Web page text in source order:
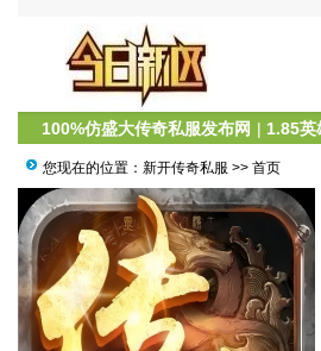
100%仿盛大传奇私服发布网 | 1.85英
您现在的位置： 新开传奇私服 >> 首页